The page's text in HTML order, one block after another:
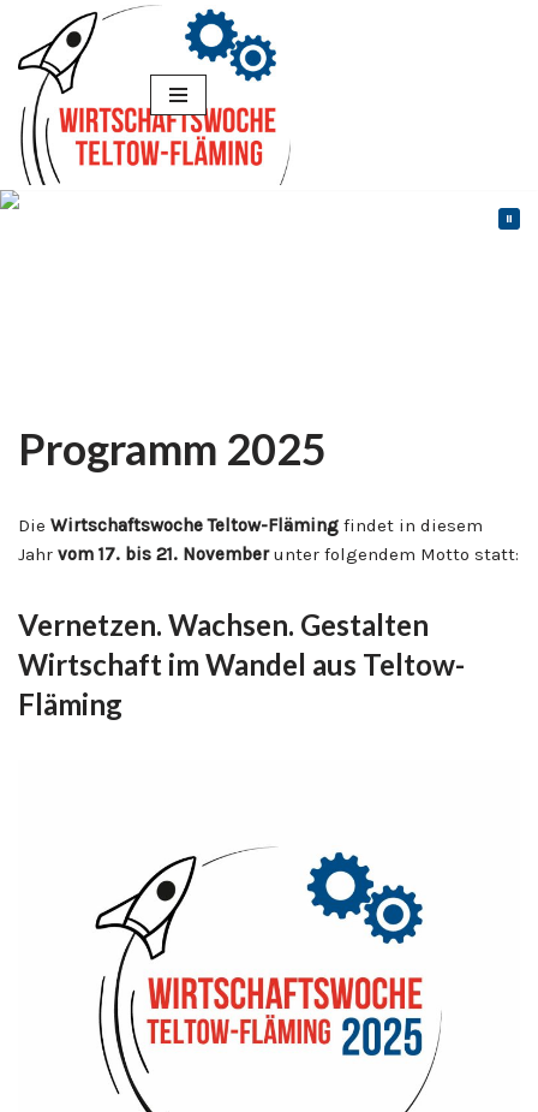
Zum
Inhalt
springen
Programm 2025
Die Wirtschaftswoche Teltow-Fläming findet in diesem
Jahr vom 17. bis 21. Novemberunter folgendem Motto statt:
Vernetzen. Wachsen. Gestalten
Wirtschaft im Wandel aus Teltow-
Fläming